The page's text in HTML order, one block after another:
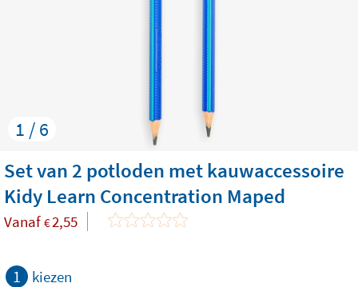
1 / 6
Set van 2 potloden met kauwaccessoire
Kidy Learn Concentration Maped
Vanaf €2,55
1 kiezen